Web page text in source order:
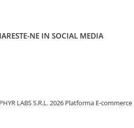
NE IN SOCIAL MEDIA
LABS S.R.L. 2026 Platforma E-commerce